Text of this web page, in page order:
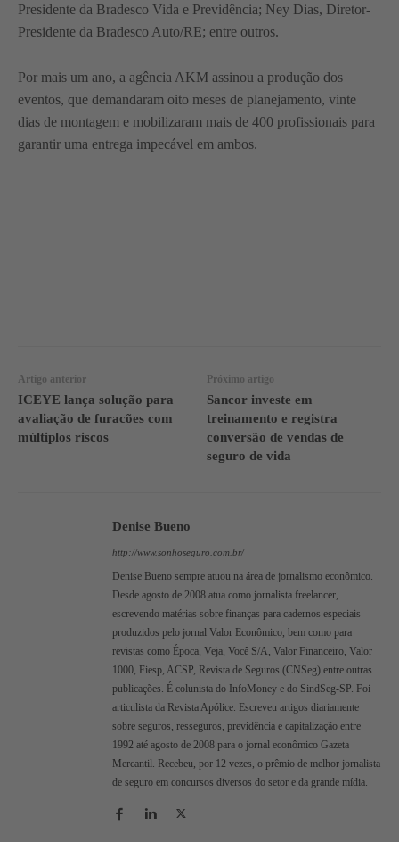
Presidente da Bradesco Vida e Previdência; Ney Dias, Diretor-
Presidente da Bradesco Auto/RE; entre outros.
Por mais um ano, a agência AKM assinou a produção dos
eventos, que demandaram oito meses de planejamento, vinte
dias de montagem e mobilizaram mais de 400 profissionais para
garantir uma entrega impecável em ambos.
Artigo anterior
ICEYE lança solução para
avaliação de furacões com
múltiplos riscos
Próximo artigo
Sancor investe em
treinamento e registra
conversão de vendas de
seguro de vida
Denise Bueno
http://www.sonhoseguro.com.br/
Denise Bueno sempre atuou na área de jornalismo econômico.
Desde agosto de 2008 atua como jornalista freelancer,
escrevendo matérias sobre finanças para cadernos especiais
produzidos pelo jornal Valor Econômico, bem como para
revistas como Época, Veja, Você S/A, Valor Financeiro, Valor
1000, Fiesp, ACSP, Revista de Seguros (CNSeg) entre outras
publicações. É colunista do InfoMoney e do SindSeg-SP. Foi
articulista da Revista Apólice. Escreveu artigos diariamente
sobre seguros, resseguros, previdência e capitalização entre
1992 até agosto de 2008 para o jornal econômico Gazeta
Mercantil. Recebeu, por 12 vezes, o prêmio de melhor jornalista
de seguro em concursos diversos do setor e da grande mídia.